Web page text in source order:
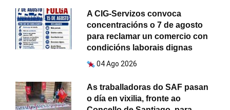
A CIG-Servizos convoca
concentracións o 7 de agosto
para reclamar un comercio con
condicións laborais dignas
04 Ago 2026
As traballadoras do SAF pasan
o día en vixilia, fronte ao